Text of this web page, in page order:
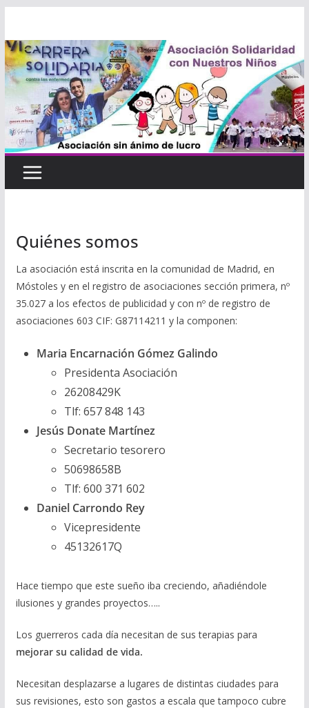
contenido
Quiénes somos
La asociación está inscrita en la comunidad de Madrid, en
Móstoles y en el registro de asociaciones sección primera, nº
35.027 a los efectos de publicidad y con nº de registro de
asociaciones 603 CIF: G87114211 y la componen:
Maria Encarnación Gómez Galindo
Presidenta Asociación
26208429K
Tlf: 657 848 143
Jesús Donate Martínez
Secretario tesorero
50698658B
Tlf: 600 371 602
Daniel Carrondo Rey
Vicepresidente
45132617Q
Hace tiempo que este sueño iba creciendo, añadiéndole
ilusiones y grandes proyectos…..
Los guerreros cada día necesitan de sus terapias para
mejorar su calidad de vida.
Necesitan desplazarse a lugares de distintas ciudades para
sus revisiones, esto son gastos a escala que tampoco cubre